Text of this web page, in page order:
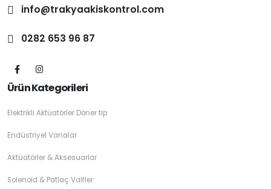
info@trakyaakiskontrol.com
0282 653 96 87
Ürün Kategorileri
Elektrikli Aktüatörler Döner tip
Endüstriyel Vanalar
Aktüatörler & Aksesuarlar
Solenoid & Patlaç Valfler